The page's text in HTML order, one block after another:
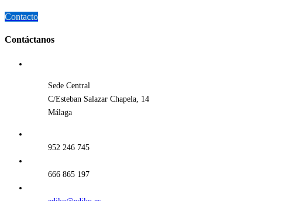
Contacto
Contáctanos
Sede Central
C/Esteban Salazar Chapela, 14
Málaga
952 246 745
666 865 197